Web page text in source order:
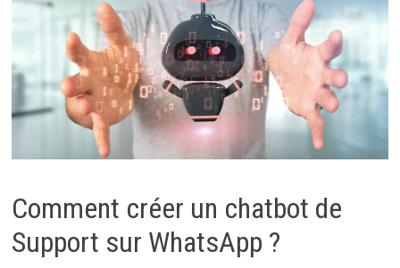
Comment créer un chatbot de
Support sur WhatsApp ?